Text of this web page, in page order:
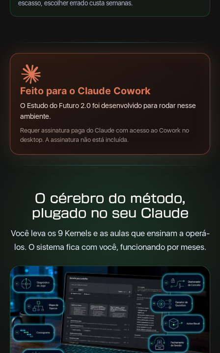
escasso, escolher errado custa semanas.
Feito para o Claude Cowork
O Estudo do Futuro 2.0 foi desenvolvido para rodar nesse
ambiente.
Requer assinatura paga do Claude com acesso ao Cowork no
desktop. A assinatura não está incluída.
O cérebro do método,
plugado no seu Claude
Você leva os 9 Kernels e as aulas que ensinam a operá-
los. O sistema fica com você, funcionando por meses.